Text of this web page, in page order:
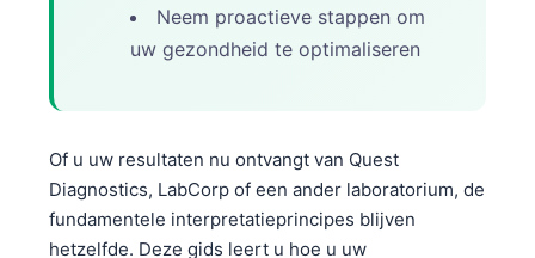
Neem proactieve stappen om
uw gezondheid te optimaliseren
Of u uw resultaten nu ontvangt van Quest
Diagnostics, LabCorp of een ander laboratorium, de
fundamentele interpretatieprincipes blijven
hetzelfde. Deze gids leert u hoe u uw